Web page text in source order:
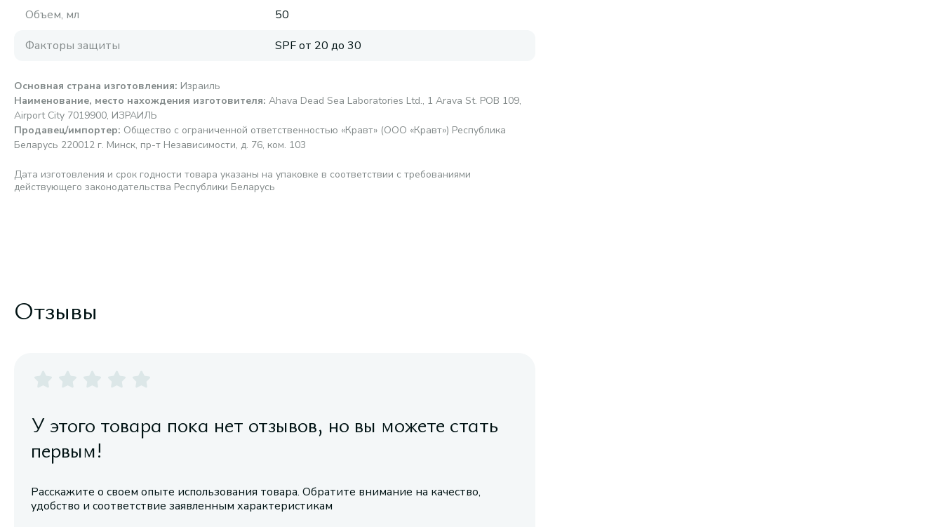
Объем, мл
50
Факторы защиты
SPF от 20 до 30
Основная страна изготовления: Израиль
Наименование, место нахождения изготовителя: Ahava Dead Sea Laboratories Ltd., 1 Arava St. POB 109,
Airport City 7019900, ИЗРАИЛЬ
Продавец/импортер: Общество с ограниченной ответственностью «Кравт» (ООО «Кравт») Республика
Беларусь 220012 г. Минск, пр-т Независимости, д. 76, ком. 103
Дата изготовления и срок годности товара указаны на упаковке в соответствии с требованиями
действующего законодательства Республики Беларусь
Отзывы
У этого товара пока нет отзывов, но вы можете стать
первым!
Расскажите о своем опыте использования товара. Обратите внимание на качество,
удобство и соответствие заявленным характеристикам